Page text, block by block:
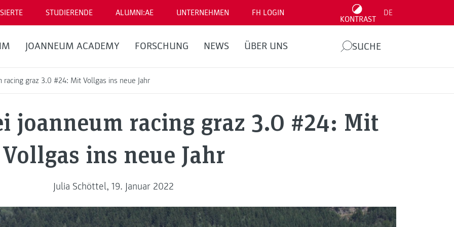
STUDIERENDE ALUMNI:AE UNTERNEHMEN FH LOGIN
KONTRAST
DE
JOANNEUM ACADEMY FORSCHUNG NEWS ÜBER UNS SUCHE
racing graz 3.0 #24: Mit Vollgas ins neue Jahr
joanneum racing graz 3.0 #24: Mit
Vollgas ins neue Jahr
Julia Schöttel, 19. Januar 2022